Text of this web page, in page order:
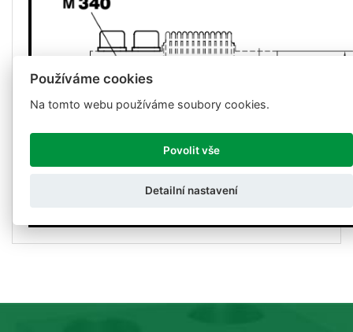
Používáme cookies
Na tomto webu používáme soubory cookies.
Povolit vše
Detailní nastavení